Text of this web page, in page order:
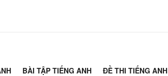
BÀI TẬP TIẾNG ANH ĐỀ THI TIẾNG ANH